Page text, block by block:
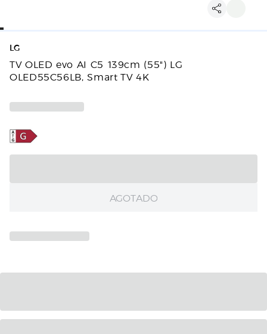
LG
TV OLED evo AI C5 139cm (55") LG
OLED55C56LB, Smart TV 4K
AGOTADO